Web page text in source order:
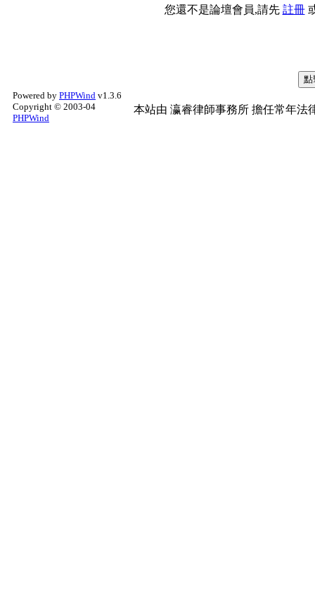
您還不是論壇會員,請先 註冊
Powered by PHPWind v1.3.6
Copyright © 2003-04
PHPWind
本站由 瀛睿律師事務所 擔任常年法